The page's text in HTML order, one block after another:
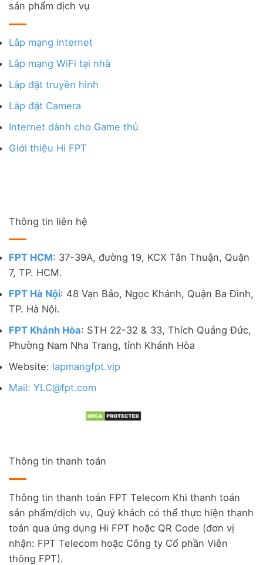
sản phẩm dịch vụ
Lắp mạng Internet
Lắp mạng WiFi tại nhà
Lắp đặt truyền hình
Lắp đặt Camera
Internet dành cho Game thủ
Giới thiệu Hi FPT
Thông tin liên hệ
FPT HCM: 37-39A, đường 19, KCX Tân Thuận, Quận
7, TP. HCM.
FPT Hà Nội: 48 Vạn Bảo, Ngọc Khánh, Quận Ba Đình,
TP. Hà Nội.
FPT Khánh Hòa: STH 22-32 & 33, Thích Quảng Đức,
Phường Nam Nha Trang, tỉnh Khánh Hòa
Website: lapmangfpt.vip
Mail: YLC@fpt.com
Thông tin thanh toán
Thông tin thanh toán FPT Telecom Khi thanh toán
sản phẩm/dịch vụ, Quý khách có thể thực hiện thanh
toán qua ứng dụng Hi FPT hoặc QR Code (đơn vị
nhận: FPT Telecom hoặc Công ty Cổ phần Viễn
thông FPT).